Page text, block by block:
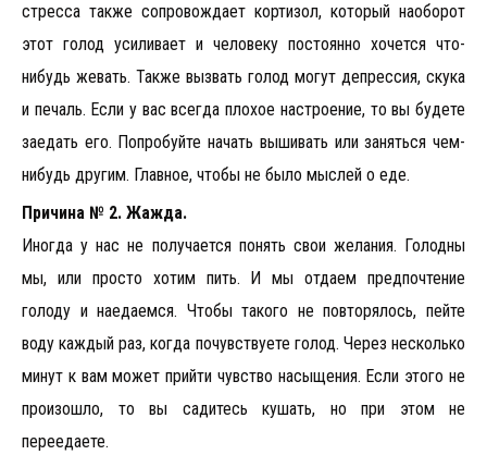
стресса также сопровождает кортизол, который наоборот
этот голод усиливает и человеку постоянно хочется что-
нибудь жевать. Также вызвать голод могут депрессия, скука
и печаль. Если у вас всегда плохое настроение, то вы будете
заедать его. Попробуйте начать вышивать или заняться чем-
нибудь другим. Главное, чтобы не было мыслей о еде.
Причина № 2. Жажда.
Иногда у нас не получается понять свои желания. Голодны
мы, или просто хотим пить. И мы отдаем предпочтение
голоду и наедаемся. Чтобы такого не повторялось, пейте
воду каждый раз, когда почувствуете голод. Через несколько
минут к вам может прийти чувство насыщения. Если этого не
произошло, то вы садитесь кушать, но при этом не
переедаете.